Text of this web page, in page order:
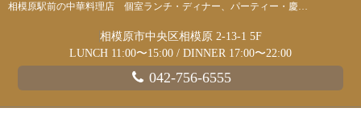
相模原駅前の中華料理店 個室ランチ・ディナー、パーティー・慶事・宴会に
相模原市中央区相模原 2-13-1 5F
LUNCH 11:00〜15:00 / DINNER 17:00〜22:00
042-756-6555